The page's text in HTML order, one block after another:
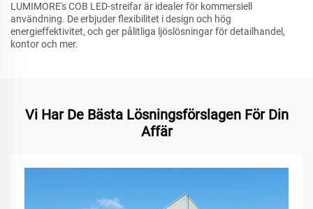
LUMIMORE's COB LED-streifar är idealer för kommersiell
användning. De erbjuder flexibilitet i design och hög
energieffektivitet, och ger pålitliga ljöslösningar för detailhandel,
kontor och mer.
Vi Har De Bästa Lösningsförslagen För Din
Affär